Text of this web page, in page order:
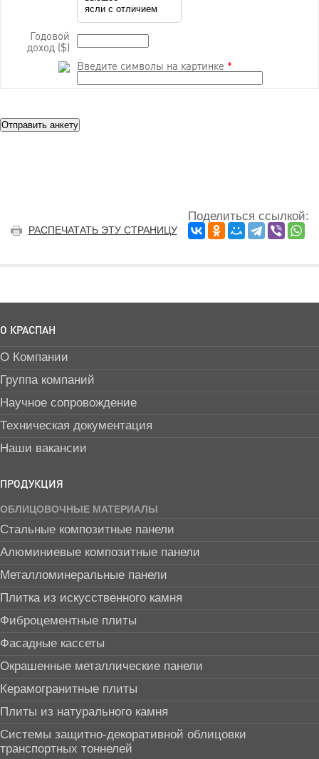
Годовой
доход ($)
Введите символы на картинке *
РАСПЕЧАТАТЬ ЭТУ СТРАНИЦУ
Поделиться ссылкой:
О КРАСПАН
О Компании
Группа компаний
Научное сопровождение
Техническая документация
Наши вакансии
ПРОДУКЦИЯ
ОБЛИЦОВОЧНЫЕ МАТЕРИАЛЫ
Стальные композитные панели
Алюминиевые композитные панели
Металломинеральные панели
Плитка из искусственного камня
Фиброцементные плиты
Фасадные кассеты
Окрашенные металлические панели
Керамогранитные плиты
Плиты из натурального камня
Системы защитно-декоративной облицовки
транспортных тоннелей